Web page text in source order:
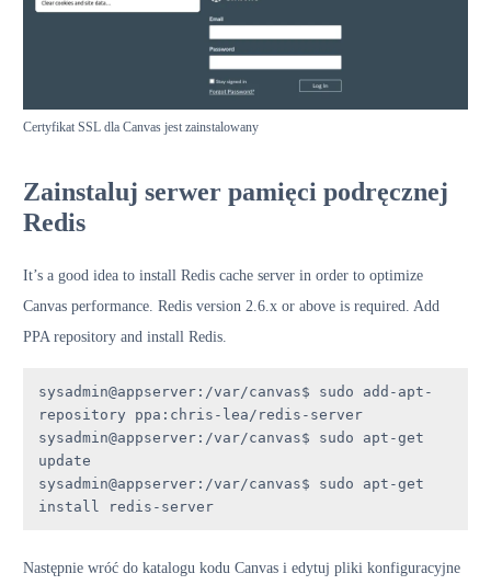
Certyfikat SSL dla Canvas jest zainstalowany
Zainstaluj serwer pamięci podręcznej
Redis
It’s a good idea to install Redis cache server in order to optimize
Canvas performance. Redis version 2.6.x or above is required. Add
PPA repository and install Redis.
sysadmin@appserver:/var/canvas$ sudo add-apt-
repository ppa:chris-lea/redis-server
sysadmin@appserver:/var/canvas$ sudo apt-get
update
sysadmin@appserver:/var/canvas$ sudo apt-get
install redis-server
Następnie wróć do katalogu kodu Canvas i edytuj pliki konfiguracyjne